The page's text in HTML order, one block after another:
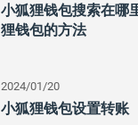
小狐狸钱包搜索在哪
狸钱包的方法
2024/01/20
小狐狸钱包设置转账